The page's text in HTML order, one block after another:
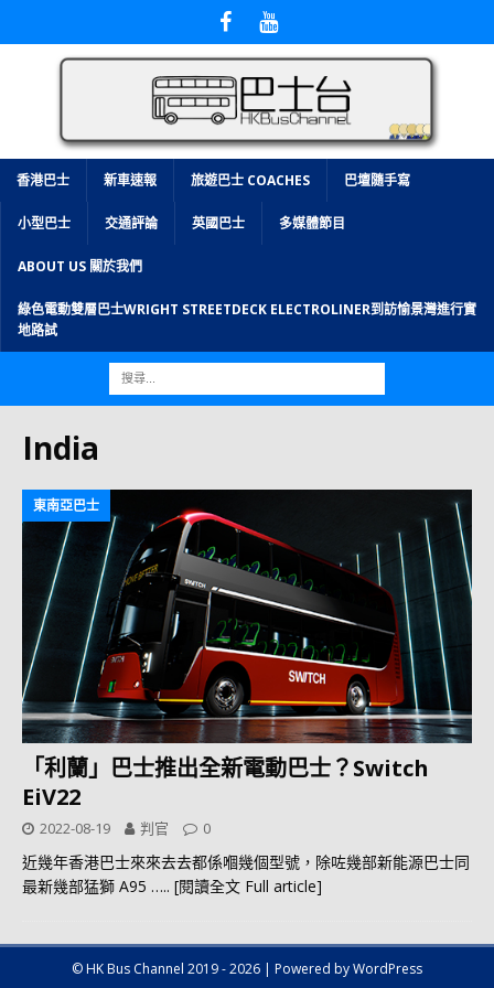
香港巴士 新車速報 旅遊巴士 COACHES 巴壇隨手寫
小型巴士 交通評論 英國巴士 多媒體節目
ABOUT US 關於我們
綠色電動雙層巴士WRIGHT STREETDECK ELECTROLINER到訪愉景灣進行實
地路試
India
東南亞巴士
「利蘭」巴士推出全新電動巴士？Switch
EiV22
2022-08-19 判官 0
近幾年香港巴士來來去去都係嗰幾個型號，除咗幾部新能源巴士同
最新幾部猛獅 A95 ….. [閱讀全文 Full article]
© HK Bus Channel 2019 - 2026 | Powered by WordPress